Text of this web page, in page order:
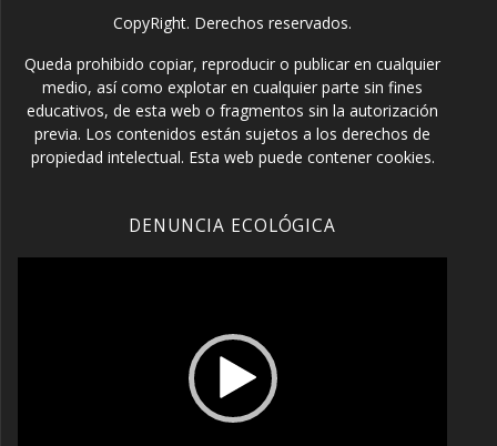
CopyRight. Derechos reservados.
Queda prohibido copiar, reproducir o publicar en cualquier
medio, así como explotar en cualquier parte sin fines
educativos, de esta web o fragmentos sin la autorización
previa. Los contenidos están sujetos a los derechos de
propiedad intelectual. Esta web puede contener cookies.
DENUNCIA ECOLÓGICA